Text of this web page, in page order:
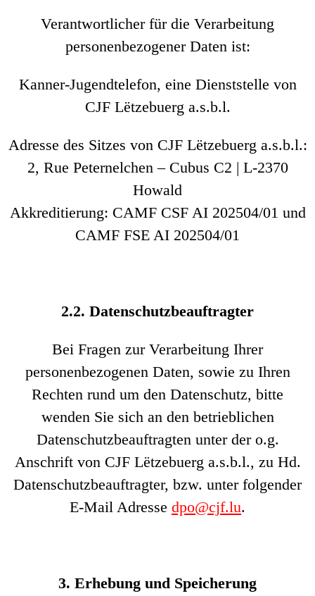
Verantwortlicher für die Verarbeitung
personenbezogener Daten ist:
Kanner-Jugendtelefon, eine Dienststelle von
CJF Lëtzebuerg a.s.b.l.
Adresse des Sitzes von CJF Lëtzebuerg a.s.b.l.:
2, Rue Peternelchen – Cubus C2 | L-2370
Howald
Akkreditierung: CAMF CSF AI 202504/01 und
CAMF FSE AI 202504/01
2.2. Datenschutzbeauftragter
Bei Fragen zur Verarbeitung Ihrer
personenbezogenen Daten, sowie zu Ihren
Rechten rund um den Datenschutz, bitte
wenden Sie sich an den betrieblichen
Datenschutzbeauftragten unter der o.g.
Anschrift von CJF Lëtzebuerg a.s.b.l., zu Hd.
Datenschutzbeauftragter, bzw. unter folgender
E-Mail Adresse dpo@cjf.lu.
3. Erhebung und Speicherung